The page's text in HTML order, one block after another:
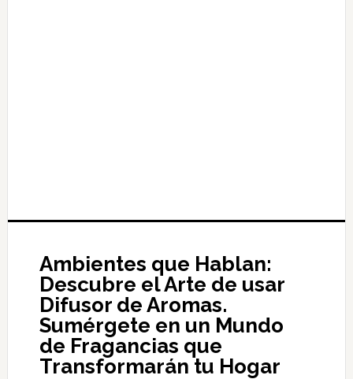
Ambientes que Hablan:
Descubre el Arte de usar
Difusor de Aromas.
Sumérgete en un Mundo
de Fragancias que
Transformarán tu Hogar